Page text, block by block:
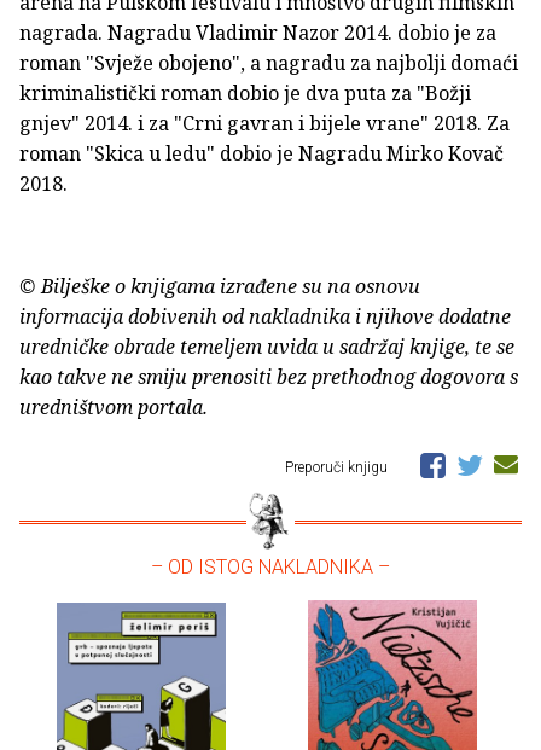
nagrada. Nagradu Vladimir Nazor 2014. dobio je za
roman "Svježe obojeno", a nagradu za najbolji domaći
kriminalistički roman dobio je dva puta za "Božji
gnjev" 2014. i za "Crni gavran i bijele vrane" 2018. Za
roman "Skica u ledu" dobio je Nagradu Mirko Kovač
2018.
© Bilješke o knjigama izrađene su na osnovu
informacija dobivenih od nakladnika i njihove dodatne
uredničke obrade temeljem uvida u sadržaj knjige, te se
kao takve ne smiju prenositi bez prethodnog dogovora s
uredništvom portala.
Preporuči knjigu
– OD ISTOG NAKLADNIKA –